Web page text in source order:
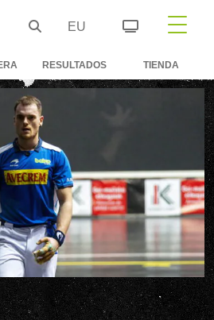
EU
RESULTADOS TIENDA